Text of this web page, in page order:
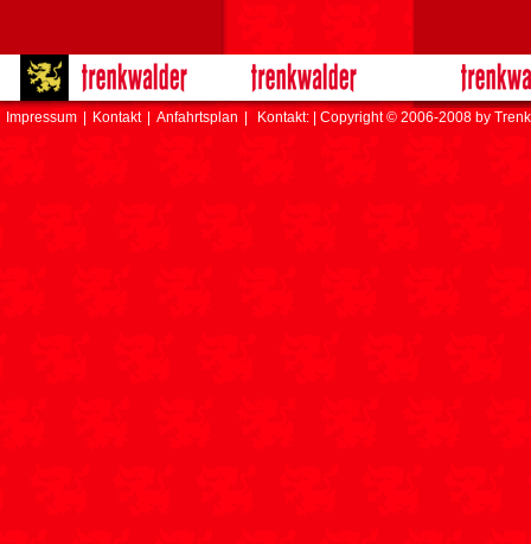
Impressum Kontakt Anfahrtsplan Kontakt: | Copyright © 2006-2008 by